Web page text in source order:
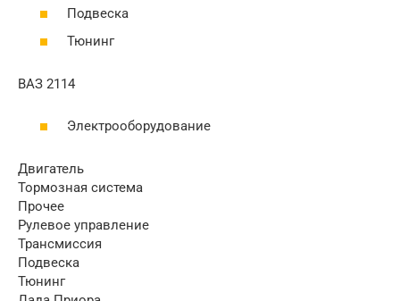
Подвеска
Тюнинг
ВАЗ 2114
Электрооборудование
Двигатель
Тормозная система
Прочее
Рулевое управление
Трансмиссия
Подвеска
Тюнинг